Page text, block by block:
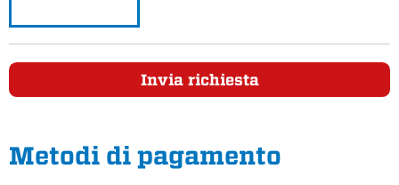
Invia richiesta
Metodi di pagamento